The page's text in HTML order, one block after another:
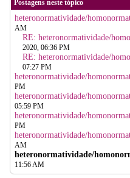
Postagens neste tópico
heteronormatividade/
AM
RE: heteronormatividade/
2020, 06:36 PM
RE: heteronormatividade/
07:27 PM
heteronormatividade/
PM
heteronormatividade/
05:59 PM
heteronormatividade/
PM
heteronormatividade/
AM
heteronormatividade/
11:56 AM